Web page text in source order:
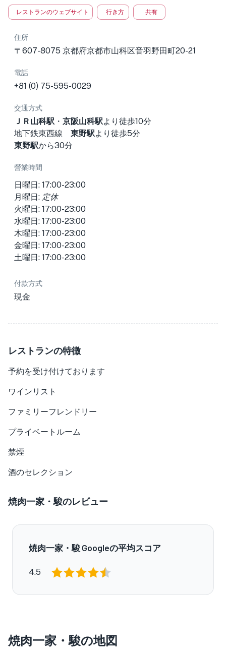
レストランのウェブサイト 行き方 共有
住所
〒607-8075 京都府京都市山科区音羽野田町20-21
電話
+81 (0) 75-595-0029
交通方式
ＪＲ山科駅 ・ 京阪山科駅より徒歩10分
地下鉄東西線 東野駅より徒歩5分
東野駅から30分
營業時間
日曜日: 17:00-23:00
月曜日: 定休
火曜日: 17:00-23:00
水曜日: 17:00-23:00
木曜日: 17:00-23:00
金曜日: 17:00-23:00
土曜日: 17:00-23:00
付款方式
現金
レストランの特徴
予約を受け付けております
ワインリスト
ファミリーフレンドリー
プライベートルーム
禁煙
酒のセレクション
焼肉一家・駿のレビュー
焼肉一家・駿 Googleの平均スコア
4.5
焼肉一家・駿の地図